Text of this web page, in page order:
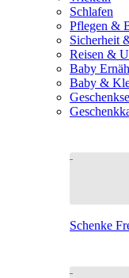
Schlafen
Pflegen &
Sicherheit
Reisen &
Baby
Baby &
Schenke